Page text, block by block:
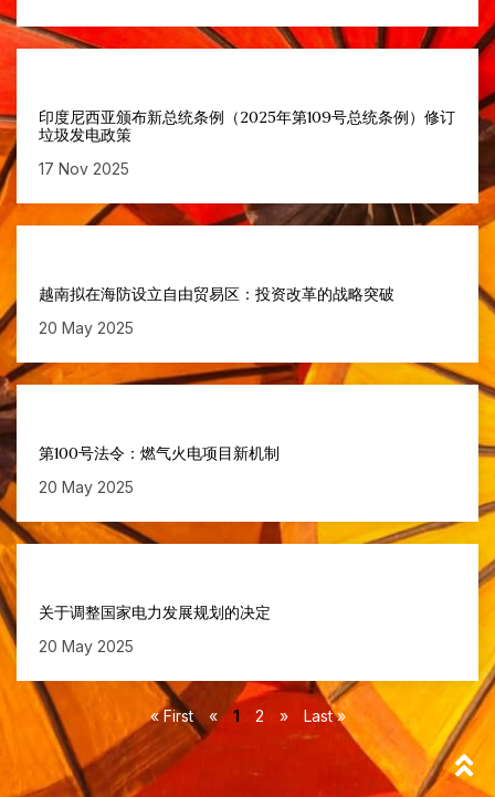
印度尼西亚颁布新总统条例（2025年第109号总统条例）修订
垃圾发电政策
17 Nov 2025
越南拟在海防设立自由贸易区：投资改革的战略突破
20 May 2025
第100号法令：燃气火电项目新机制
20 May 2025
关于调整国家电力发展规划的决定
20 May 2025
« First « 1 2 » Last »